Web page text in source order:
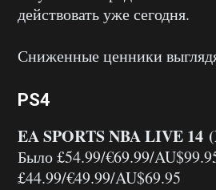
действовать уже сегодня.
Сниженные ценники
PS4
EA SPORTS NBA LIVE 14
Было £54.99/€69.99/
£44.99/€49.99/AU$69.95